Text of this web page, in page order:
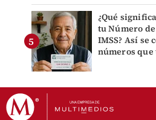
¿Qué
tu Número
IMSS? Así se
números que